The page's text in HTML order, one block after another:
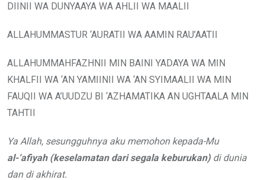
DIINII WA DUNYAAYA WA AHLII WA MAALII
ALLAHUMMASTUR ‘AURATII WA AAMIN RAU’AATII
ALLAHUMMAHFAZHNII MIN BAINI YADAYA WA MIN
KHALFII WA ‘AN YAMIINII WA ‘AN SYIMAALII WA MIN
FAUQII WA A’UUDZU BI ‘AZHAMATIKA AN UGHTAALA MIN
TAHTII
Ya Allah, sesungguhnya aku memohon kepada-Mu
al-‘afiyah (keselamatan dari segala keburukan)di dunia
dan di akhirat.